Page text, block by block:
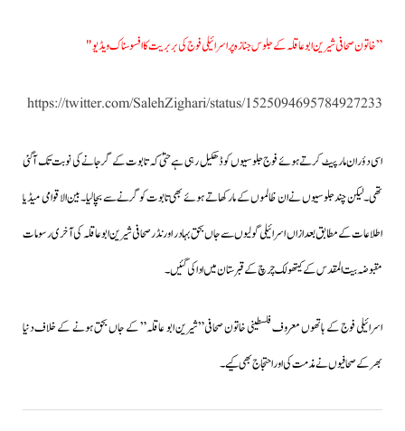
” خاتون صحافی شیرین ابو عاقلہ کے جلوس جنازہ پر اسرائیلی فوج کی بربریت کا افسوسناک ویڈیو "
https://twitter.com/SalehZighari/status/1525094695784927233
اسی دؤران مارپیٹ کرتے ہوئے فوج جلوسیوں کو ڈھکیل رہی ہےحتیٰ کہ تابوت کے گرجانے کی نوبت تک آگئی
تھی۔لیکن چند جلوسیوں نے ان ظالموں کے مار کھاتے ہوئے بھی تابوت کو گرنےسے بچالیا۔بین الاقوامی میڈیا
اطلاعات کے مطابق بعدازاں اسرائیلی گولیوں سے جاں بحق بہادر اور نڈر صحافی شیرین ابو عاقلہ کی آخری رسومات
مقبوضہ بیت المقدس کے کیتھولک چرچ کے قبرستان میں اداکی گئیں۔
اسرائیلی فوج کے ہاتھوں معروف فلسطینی خاتون صحافی”شیرین ابو عاقلہ” کے جاں بحق ہونے کے خلاف دنیا
بھرکے صحافیوں نے مذمت کی اور احتجاج بھی کیے۔